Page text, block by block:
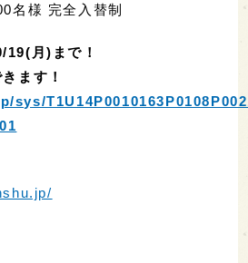
名様 完全入替制
19(月)まで！
ます！